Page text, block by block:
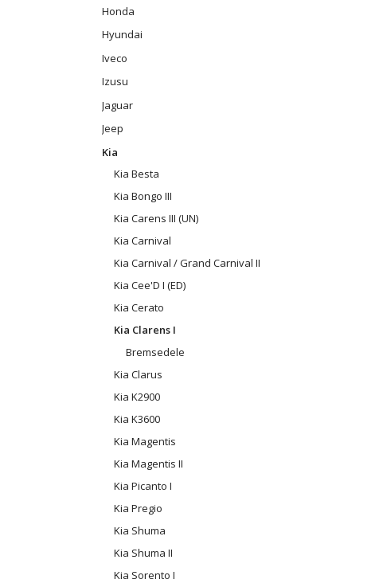
Honda
Hyundai
Iveco
Izusu
Jaguar
Jeep
Kia
Kia Besta
Kia Bongo III
Kia Carens III (UN)
Kia Carnival
Kia Carnival / Grand Carnival II
Kia Cee'D I (ED)
Kia Cerato
Kia Clarens I
Bremsedele
Kia Clarus
Kia K2900
Kia K3600
Kia Magentis
Kia Magentis II
Kia Picanto I
Kia Pregio
Kia Shuma
Kia Shuma II
Kia Sorento I